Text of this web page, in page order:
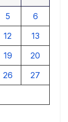
5
6
12
13
19
20
26
27